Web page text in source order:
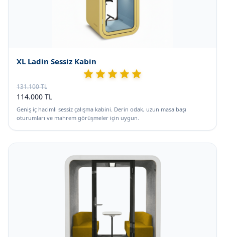
XL Ladin Sessiz Kabin
131.100 TL
114.000 TL
Geniş iç hacimli sessiz çalışma kabini. Derin odak, uzun masa başı
oturumları ve mahrem görüşmeler için uygun.